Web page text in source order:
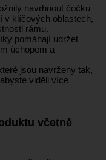
navrhnout čočku
v klíčových oblastech,
rámu.
pomáhají udržet
úchopem a
jsou navrženy tak,
viděli více
včetně